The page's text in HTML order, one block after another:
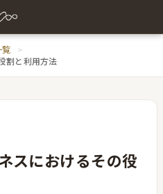
覧
割と利用方法
スにおけるその役